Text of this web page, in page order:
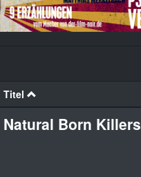
Titel
Natural Born Killers